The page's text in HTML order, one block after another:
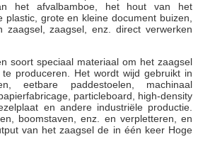
het afvalbamboe, het hout van het
plastic, grote en kleine document buizen,
zaagsel, zaagsel, enz. direct verwerken
soort speciaal materiaal om het zaagsel
produceren. Het wordt wijd gebruikt in
eetbare paddestoelen, machinaal
particleboard, high-density
en andere industriële productie.
boomstaven, enz. en verpletteren, en
van het zaagsel de in één keer Hoge